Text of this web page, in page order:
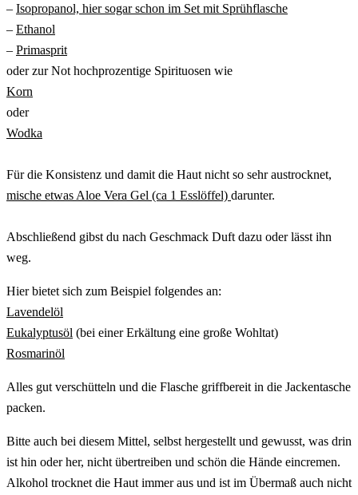
– Isopropanol, hier sogar schon im Set mit Sprühflasche
– Ethanol
– Primasprit
oder zur Not hochprozentige Spirituosen wie
Korn
oder
Wodka
Für die Konsistenz und damit die Haut nicht so sehr austrocknet,
mische etwas Aloe Vera Gel (ca 1 Esslöffel) darunter.
Abschließend gibst du nach Geschmack Duft dazu oder lässt ihn
weg.
Hier bietet sich zum Beispiel folgendes an:
Lavendelöl
Eukalyptusöl (bei einer Erkältung eine große Wohltat)
Rosmarinöl
Alles gut verschütteln und die Flasche griffbereit in die Jackentasche
packen.
Bitte auch bei diesem Mittel, selbst hergestellt und gewusst, was drin
ist hin oder her, nicht übertreiben und schön die Hände eincremen.
Alkohol trocknet die Haut immer aus und ist im Übermaß auch nicht